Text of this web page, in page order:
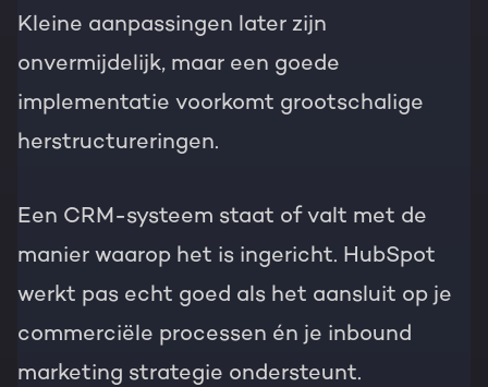
Kleine aanpassingen later zijn
onvermijdelijk, maar een goede
implementatie voorkomt grootschalige
herstructureringen.
Een CRM-systeem staat of valt met de
manier waarop het is ingericht. HubSpot
werkt pas echt goed als het aansluit op je
commerciële processen én je inbound
marketing strategie ondersteunt.